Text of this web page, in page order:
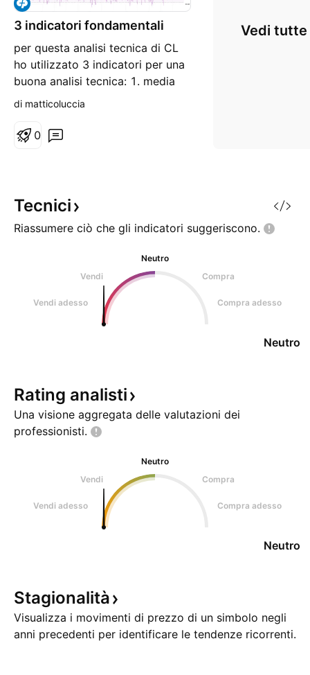
3 indicatori fondamentali
per questa analisi tecnica di CL
ho utilizzato 3 indicatori per una
buona analisi tecnica: 1. media
mobile a 200 periodi in chiusura
a due rette di standard deviation:
di matticoluccia
0
Vedi tutte
Tecnici
Riassumere ciò che gli indicatori suggeriscono.
Neutro
Vendi
Compra
Vendi adesso Compra adesso
Neutro
Rating analisti
Una visione aggregata delle valutazioni dei
professionisti.
Neutro
Vendi
Compra
Vendi adesso Compra adesso
Neutro
Stagionalità
Visualizza i movimenti di prezzo di un simbolo negli
anni precedenti per identificare le tendenze ricorrenti.